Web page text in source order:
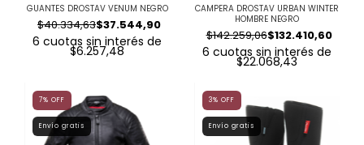
GUANTES DROSTAV VENUM NEGRO
$37.544,90
$40.334,63
6 cuotas sin interés de
$6.257,48
CAMPERA DROSTAV URBAN WINTER
HOMBRE NEGRO
$132.410,60
$142.259,06
6 cuotas sin interés de
$22.068,43
7% OFF
Envío gratis
3% OFF
Envío gratis